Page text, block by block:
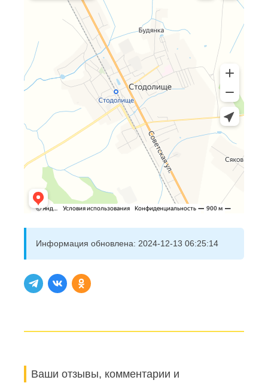
Информация обновлена: 2024-12-13 06:25:14
Ваши отзывы, комментарии и